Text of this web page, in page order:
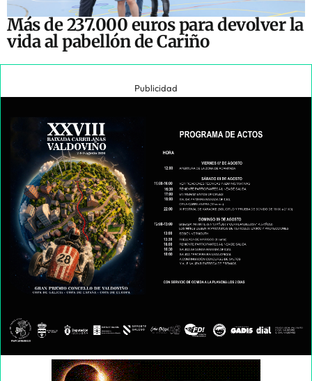
Más de 237.000 euros para devolver la
vida al pabellón de Cariño
Publicidad